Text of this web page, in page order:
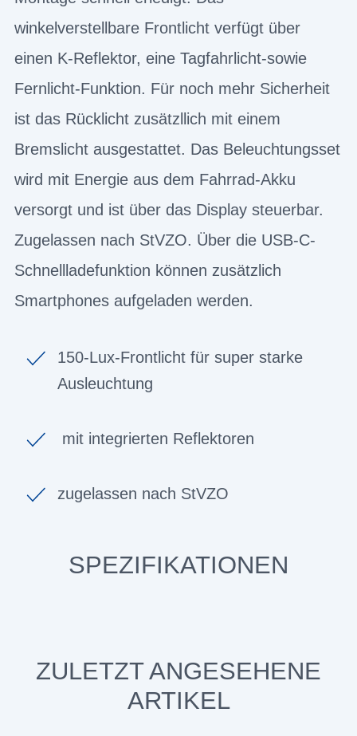
winkelverstellbare Frontlicht verfügt über
einen K-Reflektor, eine Tagfahrlicht-sowie
Fernlicht-Funktion. Für noch mehr Sicherheit
ist das Rücklicht zusätzllich mit einem
Bremslicht ausgestattet. Das Beleuchtungsset
wird mit Energie aus dem Fahrrad-Akku
versorgt und ist über das Display steuerbar.
Zugelassen nach StVZO. Über die USB-C-
Schnellladefunktion können zusätzlich
Smartphones aufgeladen werden.
150-Lux-Frontlicht für super starke
Ausleuchtung
mit integrierten Reflektoren
zugelassen nach StVZO
SPEZIFIKATIONEN
ZULETZT ANGESEHENE
ARTIKEL